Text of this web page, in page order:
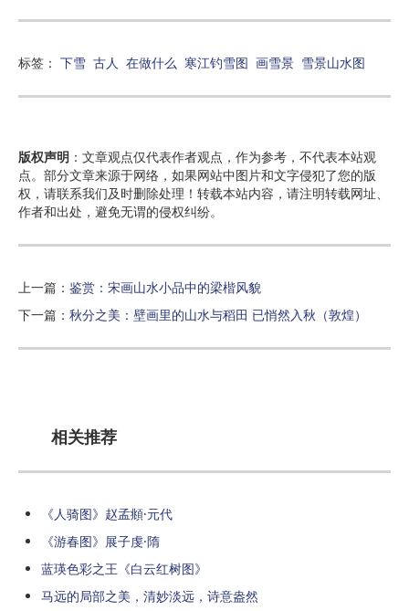
标签： 下雪 古人 在做什么 寒江钓雪图 画雪景 雪景山水图
版权声明 ：文章观点仅代表作者观点，作为参考，不代表本站观
点。部分文章来源于网络，如果网站中图片和文字侵犯了您的版
权，请联系我们及时删除处理！转载本站内容，请注明转载网址、
作者和出处，避免无谓的侵权纠纷。
上一篇： 鉴赏：宋画山水小品中的梁楷风貌
下一篇： 秋分之美：壁画里的山水与稻田 已悄然入秋（敦煌）
相关推荐
《人骑图》赵孟頫·元代
《游春图》展子虔·隋
蓝瑛色彩之王《白云红树图》
马远的局部之美，清妙淡远，诗意盎然